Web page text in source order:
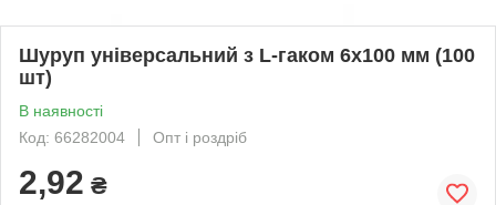
Шуруп універсальний з L-гаком 6х100 мм (100
шт)
В наявності
Код: 66282004
Опт і роздріб
2,92 ₴